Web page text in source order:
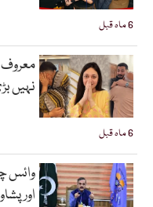
6 ماہ قبل
6 ماہ قبل
معروف
نہیں
وائس